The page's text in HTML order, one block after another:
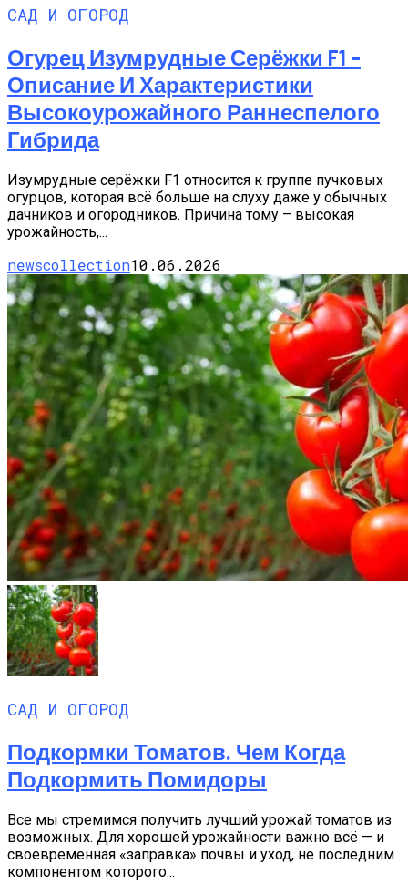
САД И ОГОРОД
Огурец Изумрудные Серёжки F1 –
Описание И Характеристики
Высокоурожайного Раннеспелого
Гибрида
Изумрудные серёжки F1 относится к группе пучковых
огурцов, которая всё больше на слуху даже у обычных
дачников и огородников. Причина тому – высокая
урожайность,...
newscollection10.06.2026
САД И ОГОРОД
Подкормки Томатов. Чем Когда
Подкормить Помидоры
Все мы стремимся получить лучший урожай томатов из
возможных. Для хорошей урожайности важно всё — и
своевременная «заправка» почвы и уход, не последним
компонентом которого...